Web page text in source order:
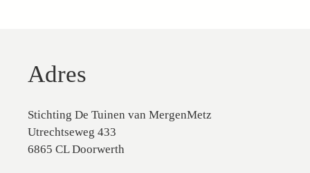
Adres
Stichting De Tuinen van MergenMetz
Utrechtseweg 433
6865 CL Doorwerth